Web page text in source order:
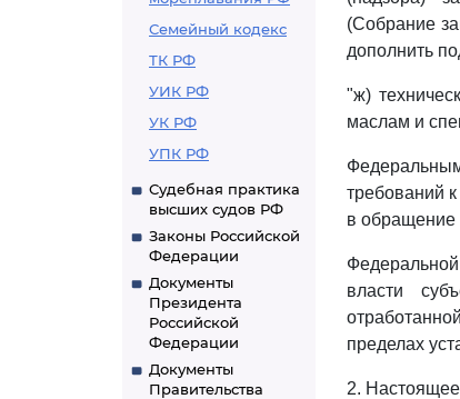
Семейный кодекс
ТК РФ
УИК РФ
УК РФ
УПК РФ
Судебная практика
высших судов РФ
Законы Российской
Федерации
Документы
Президента
Российской
Федерации
Документы
Правительства
(Собрание
дополнить
"ж)
маслам и
требований
в обращение
власти
пределах
2. Настоящее